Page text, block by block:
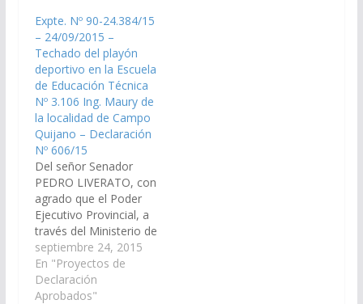
Superior 6050 de
Santa Victoria Este en
la localidad de Alto La
Sierra, departamento…
Expte. Nº 90-24.384/15
– 24/09/2015 –
Techado del playón
deportivo en la Escuela
de Educación Técnica
Nº 3.106 Ing. Maury de
la localidad de Campo
Quijano – Declaración
Nº 606/15
Del señor Senador
PEDRO LIVERATO, con
agrado que el Poder
Ejecutivo Provincial, a
través del Ministerio de
economía,
Infraestructura y
Servicios Públicos,
Ministerio de
septiembre 24, 2015
En "Proyectos de
Declaración
Aprobados"